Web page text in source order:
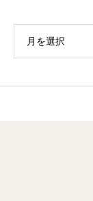
月を選択